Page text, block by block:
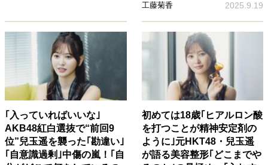
工藤菊香 2025.9.19
｢入っていればいいな｣
AKB48紅白選抜で“前回9
位”兒玉遥を襲った｢勘違い｣
｢自意識過剰｣中傷の嵐！｢自
初めては18歳｢ヒアルロン酸
を打つことが精神安定剤の
ように｣元HKT48・兒玉遥
が語る美容整形｢どこまでや